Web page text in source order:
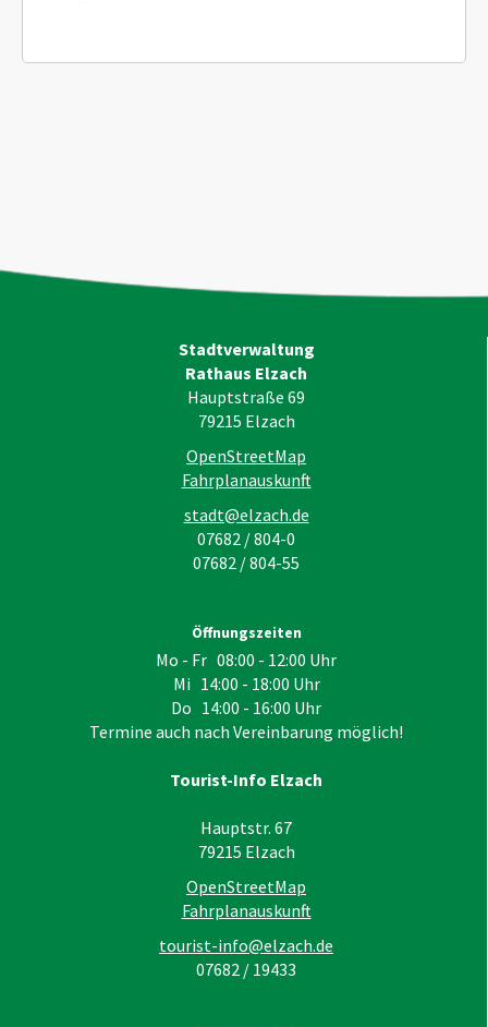
Stadtverwaltung
Rathaus Elzach
Hauptstraße 69
79215 Elzach
OpenStreetMap
Fahrplanauskunft
stadt@elzach.de
07682 / 804-0
07682 / 804-55
Öffnungszeiten
Mo - Fr 08:00 - 12:00 Uhr
Mi 14:00 - 18:00 Uhr
Do 14:00 - 16:00 Uhr
Termine auch nach Vereinbarung möglich!
Tourist-Info Elzach
Hauptstr. 67
79215 Elzach
OpenStreetMap
Fahrplanauskunft
tourist-info@elzach.de
07682 / 19433